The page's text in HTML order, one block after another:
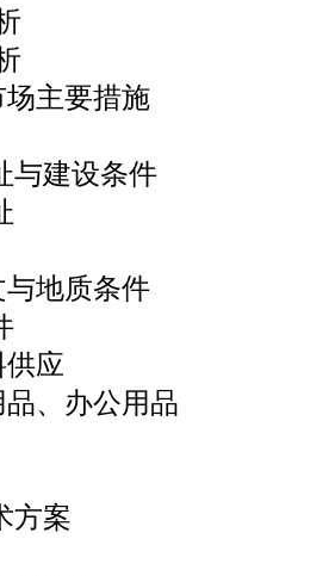
主要措施
与建设条件
地质条件
应
、办公用品
方案